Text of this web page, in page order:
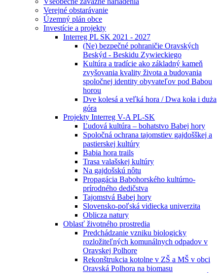
Verejné obstarávanie
Územný plán obce
Investície a projekty
Interreg PL SK 2021 - 2027
(Ne) bezpečné pohraničie Oravských
Beskýd - Beskidu Zywieckiego
Kultúra a tradície ako základný kameň
zvyšovania kvality života a budovania
spoločnej identity obyvateľov pod Babou
horou
Dve kolesá a veľká hora / Dwa koła i duża
góra
Projekty Interreg V-A PL-SK
Ľudová kultúra – bohatstvo Babej hory
Spoločná ochrana tajomstiev gajdošškej a
pastierskej kultúry
Babia hora trails
Trasa valašskej kultúry
Na gajdošskú nôtu
Propagácia Babohorského kultúrno-
prírodného dedičstva
Tajomstvá Babej hory
Slovensko-poľská vidiecka univerzita
Oblicza natury
Oblasť životného prostredia
Predchádzanie vzniku biologicky
rozložiteľných komunálnych odpadov v
Oravskej Polhore
Rekonštrukcia kotolne v ZŠ a MŠ v obci
Oravská Polhora na biomasu